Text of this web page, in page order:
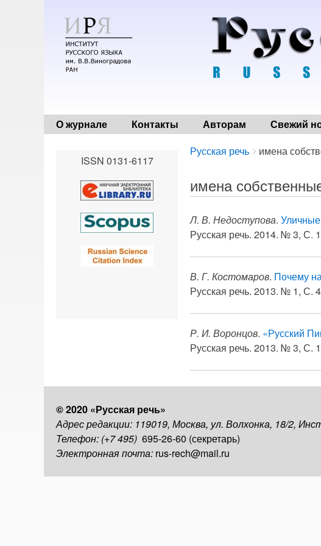
О журнале Контакты Авторам Свежий
Breadcrumbs
You
here:
Русская речь имена
имена
Л. В. Недоступова.
Русская речь. 2014. № 3, С.
В. Г. Костомаров. Почему
Русская речь. 2013. № 1, С.
Р. И. Воронцов. «Русский
Русская речь. 2013. № 3, С.
ISSN 0131-6117
© 2020 «Русская речь»
Адрес редакции: 119019, Москва, ул. Волхонка, 18/2,
Телефон: (+7 495) 695-26-60 (секретарь)
Электронная почта: rus-rech@mail.ru